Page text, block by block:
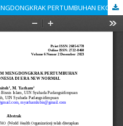
INDUSTRI HALAL DALAM MENGDONGKRAK PERTUMBUHAN EKONOMI INDONESIA DI ERA NEW NORMAL